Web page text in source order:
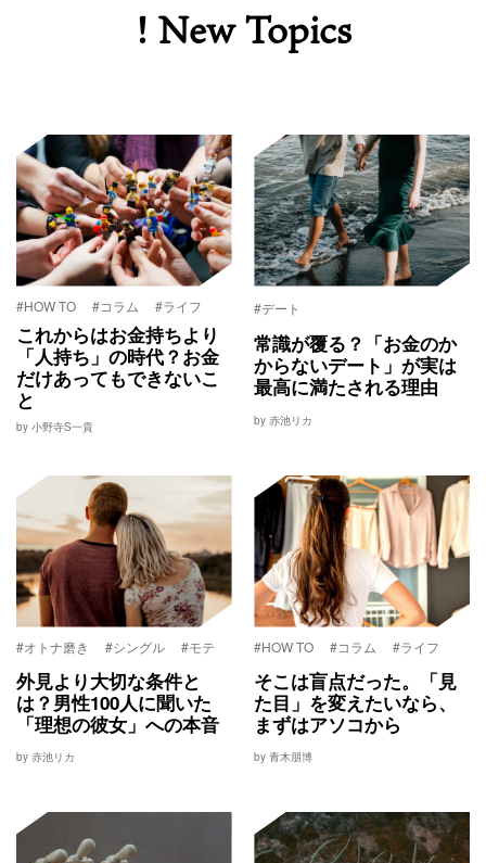
! New Topics
#HOW TO #コラム #ライフ
これからはお金持ちより
「人持ち」の時代？お金
だけあってもできないこ
と
by 小野寺S一貴
#デート
常識が覆る？「お金のか
からないデート」が実は
最高に満たされる理由
by 赤池リカ
#オトナ磨き #シングル #モテ
外見より大切な条件と
は？男性100人に聞いた
「理想の彼女」への本音
by 赤池リカ
#HOW TO #コラム #ライフ
そこは盲点だった。「見
た目」を変えたいなら、
まずはアソコから
by 青木朋博